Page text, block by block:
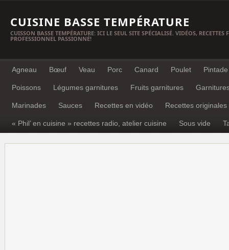
CUISINE BASSE TEMPÉRATURE
CUISSON BASSE TEMPÉRATURE: ICI LE SEUL SITE SPÉCIALISÉ. VIDÉOS, RECETTES
PROFESSIONNEL PASSIONNÉ!
Agneau Bœuf Veau Porc Canard Poulet Pintade
Poissons Légumes garnitures Fruits garnitures
Marinades Sauces Recettes en vidéo Recettes originales
« Phil’ en cuisine » recettes radio, atelier cuisine Sous vide